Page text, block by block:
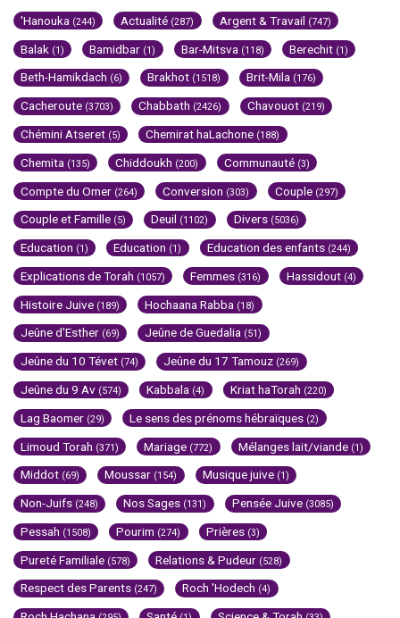
'Hanouka (244) Actualité (287) Argent & Travail (747)
Balak (1) Bamidbar (1) Bar-Mitsva (118) Berechit (1)
Beth-Hamikdach (6) Brakhot (1518) Brit-Mila (176)
Cacheroute (3703) Chabbath (2426) Chavouot (219)
Chémini Atseret (5) Chemirat haLachone (188)
Chemita (135) Chiddoukh (200) Communauté (3)
Compte du Omer (264) Conversion (303) Couple (297)
Couple et Famille (5) Deuil (1102) Divers (5036)
Education (1) Education (1) Education des enfants (244)
Explications de Torah (1057) Femmes (316) Hassidout (4)
Histoire Juive (189) Hochaana Rabba (18)
Jeûne d'Esther (69) Jeûne de Guedalia (51)
Jeûne du 10 Tévet (74) Jeûne du 17 Tamouz (269)
Jeûne du 9 Av (574) Kabbala (4) Kriat haTorah (220)
Lag Baomer (29) Le sens des prénoms hébraïques (2)
Limoud Torah (371) Mariage (772) Mélanges lait/viande (1)
Middot (69) Moussar (154) Musique juive (1)
Non-Juifs (248) Nos Sages (131) Pensée Juive (3085)
Pessah (1508) Pourim (274) Prières (3)
Pureté Familiale (578) Relations & Pudeur (528)
Respect des Parents (247) Roch 'Hodech (4)